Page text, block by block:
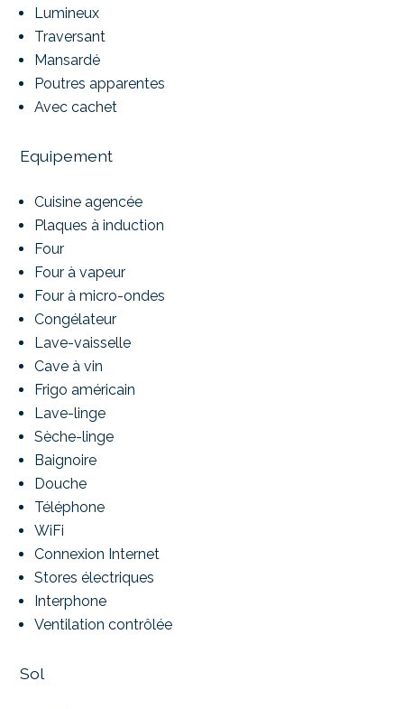
Lumineux
Traversant
Mansardé
Poutres apparentes
Avec cachet
Equipement
Cuisine agencée
Plaques à induction
Four
Four à vapeur
Four à micro-ondes
Congélateur
Lave-vaisselle
Cave à vin
Frigo américain
Lave-linge
Sèche-linge
Baignoire
Douche
Téléphone
WiFi
Connexion Internet
Stores électriques
Interphone
Ventilation contrôlée
Sol